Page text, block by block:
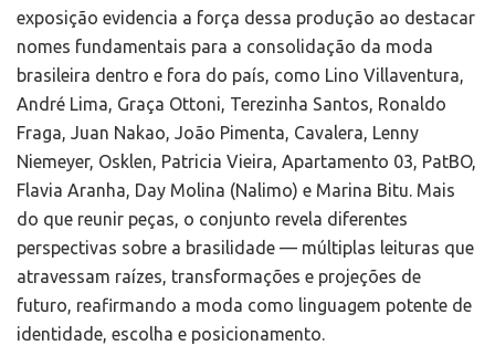
exposição evidencia a força dessa produção ao destacar
nomes fundamentais para a consolidação da moda
brasileira dentro e fora do país, como Lino Villaventura,
André Lima, Graça Ottoni, Terezinha Santos, Ronaldo
Fraga, Juan Nakao, João Pimenta, Cavalera, Lenny
Niemeyer, Osklen, Patricia Vieira, Apartamento 03, PatBO,
Flavia Aranha, Day Molina (Nalimo) e Marina Bitu. Mais
do que reunir peças, o conjunto revela diferentes
perspectivas sobre a brasilidade — múltiplas leituras que
atravessam raízes, transformações e projeções de
futuro, reafirmando a moda como linguagem potente de
identidade, escolha e posicionamento.